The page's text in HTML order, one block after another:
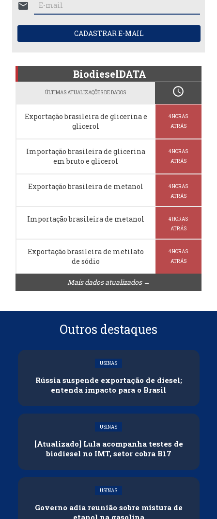
mail
CADASTRAR E-MAIL
BiodieselDATA
ÚLTIMAS ATUALIZAÇÕES DE DADOS schedule
Exportação brasileira de glicerina e
glicerol
4 HORAS
ATRÁS
Importação brasileira de glicerina
em bruto e glicerol
4 HORAS
ATRÁS
Exportação brasileira de metanol
4 HORAS
ATRÁS
Importação brasileira de metanol
4 HORAS
ATRÁS
Exportação brasileira de metilato
de sódio
4 HORAS
ATRÁS
Mais dados atualizados →
Outros destaques
USINAS
Rússia suspende exportação de diesel;
entenda impacto para o Brasil
USINAS
[Atualizado] Lula acompanha testes de
biodiesel no IMT, setor cobra B17
USINAS
Governo adia reunião sobre mistura de
etanol na gasolina